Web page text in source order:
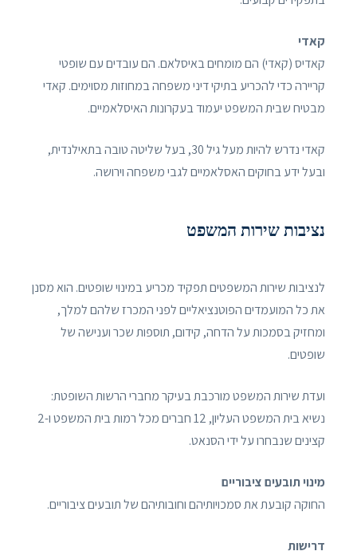
קאדי
קאדיס (קאדי) הם מומחים באיסלאם. הם עובדים עם שופטי
קריירה כדי להכריע בתיקי דיני משפחה במחוזות מסוימים. קאדי
מבטיח שבית המשפט יעמוד בעקרונות האיסלאמיים.
קאדי נדרש להיות מעל גיל 30, בעל שליטה טובה בתאילנדית,
ובעל ידע בחוקים האסלאמיים לגבי משפחה וירושה.
נציבות שירות המשפט
לנציבות שירות המשפטים תפקיד מכריע במינוי שופטים. הוא מסנן
את כל המועמדים הפוטנציאליים לפני המכרז שלהם למלך,
ומחזיק בסמכות על הדחה, קידום, תוספות שכר וענישה של
שופטים.
ועדת שירות המשפט מורכבת בעיקר מחברי הרשות השופטת:
נשיא בית המשפט העליון, 12 חברים מכל רמות בית המשפט ו-2
קצינים שנבחרו על ידי הסנאט.
מינוי תובעים ציבוריים
החוקה קובעת את סמכויותיהם וחובותיהם של תובעים ציבוריים.
דרישות